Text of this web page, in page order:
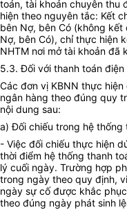
toán, tài khoản chuyên thu
hiện theo nguyên tắc: Kết
bên Nợ, bên Có (không
Nợ, bên Có), chỉ thực hiện
NHTM nơi mở tài khoản đã
5.3. Đối với thanh toán
Các đơn vị KBNN thực
ngân hàng theo đúng quy
nội dung sau:
a) Đối chiếu trong hệ thống
- Việc đối chiếu thực hiện
thời điểm hệ thống thanh
lý cuối ngày. Trường hợp
trong ngày theo quy định,
ngày sự cố được khắc
theo đúng ngày phát sinh